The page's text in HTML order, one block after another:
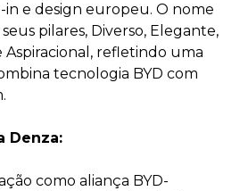
e design europeu. O nome
pilares, Diverso, Elegante,
Aspiracional, refletindo uma
tecnologia BYD com
Denza:
como aliança BYD-